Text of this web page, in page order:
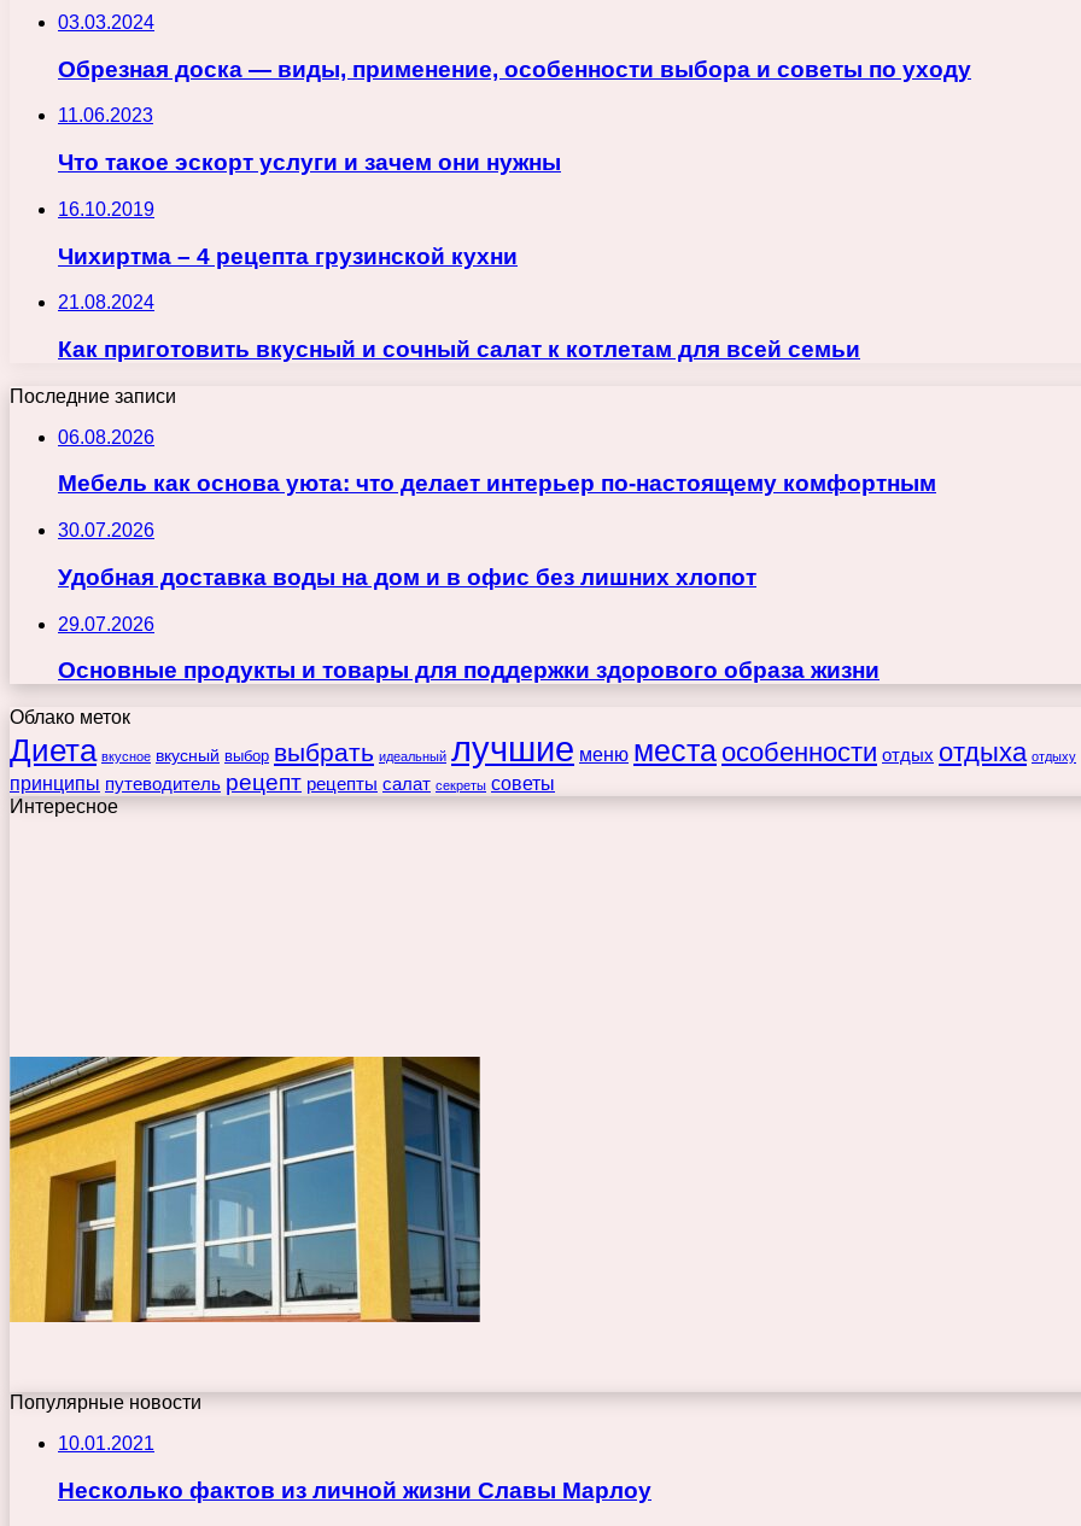
03.03.2024
Обрезная доска — виды, применение, особенности выбора и советы по уходу
11.06.2023
Что такое эскорт услуги и зачем они нужны
16.10.2019
Чихиртма – 4 рецепта грузинской кухни
21.08.2024
Как приготовить вкусный и сочный салат к котлетам для всей семьи
Последние записи
06.08.2026
Мебель как основа уюта: что делает интерьер по-настоящему комфортным
30.07.2026
Удобная доставка воды на дом и в офис без лишних хлопот
29.07.2026
Основные продукты и товары для поддержки здорового образа жизни
Облако меток
Диета вкусное вкусный выбор выбрать идеальный лучшие меню места особенности отдых отдыха отдыху
принципы путеводитель рецепт рецепты салат секреты советы
Интересное
Популярные новости
10.01.2021
Несколько фактов из личной жизни Славы Марлоу